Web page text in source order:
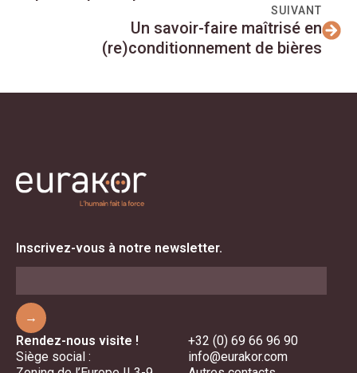
SUIVANT
Un savoir-faire maîtrisé en
(re)conditionnement de bières
Inscrivez-vous à notre newsletter.
→
Rendez-nous visite !
Siège social :
+32 (0) 69 66 96 90
info@eurakor.com